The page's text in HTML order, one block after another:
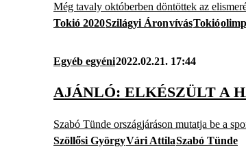
Még tavaly októberben döntöttek az
Tokió 2020Szilágyi ÁronvívásTokió
Egyéb egyéni2022.02.21. 17:44
AJÁNLÓ: ELKÉSZÜLT A
Szabó Tünde országjáráson mutatja be a
Szöllősi GyörgyVári AttilaSzabó Tünde